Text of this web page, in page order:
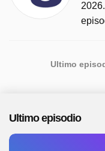
Ultimo
Ultimo episodio